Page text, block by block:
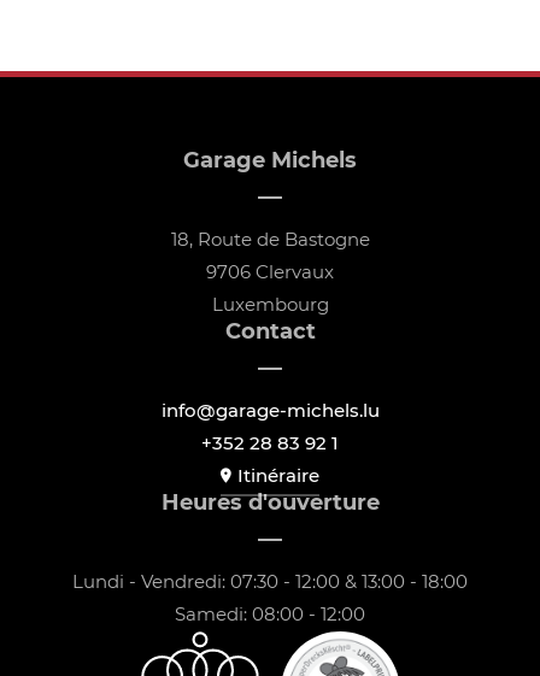
Garage Michels
18, Route de Bastogne
9706 Clervaux
Luxembourg
Contact
info@garage-michels.lu
+352 28 83 92 1
Itinéraire
Heures d'ouverture
Lundi - Vendredi: 07:30 - 12:00 & 13:00 - 18:00
Samedi: 08:00 - 12:00